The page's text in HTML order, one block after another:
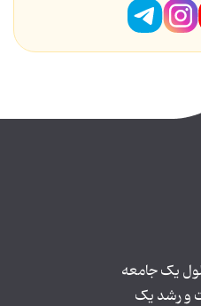
یک جامعه
و رشد یک